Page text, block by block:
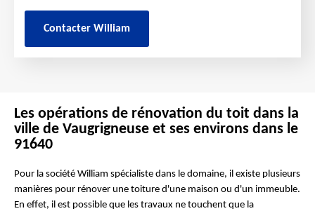
Contacter William
Les opérations de rénovation du toit dans la
ville de Vaugrigneuse et ses environs dans le
91640
Pour la société William spécialiste dans le domaine, il existe plusieurs
manières pour rénover une toiture d'une maison ou d'un immeuble.
En effet, il est possible que les travaux ne touchent que la